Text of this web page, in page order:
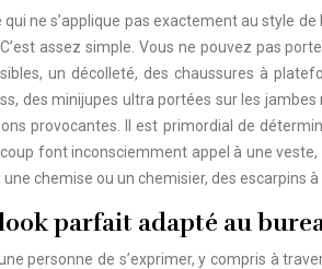
ne s’applique pas exactement au style
assez simple. Vous ne pouvez pas
un décolleté, des chaussures à
des minijupes ultra portées sur les
provocantes. Il est primordial de
font inconsciemment appel à une
une chemise ou un chemisier, des escarpins
parfait adapté au
personne de s’exprimer, y compris à